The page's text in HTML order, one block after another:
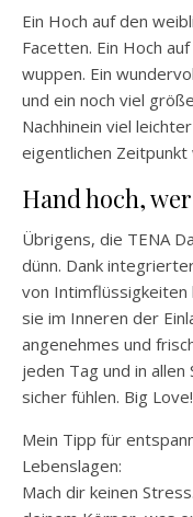
Ein Hoch auf den
Facetten. Ein Hoch
wuppen. Ein
und ein noch viel
Nachhinein viel
eigentlichen Zeitpunkt
Hand hoch,
Übrigens, die TENA
dünn. Dank
von Intimflüssigkeiten
sie im Inneren der
angenehmes und
jeden Tag und in
sicher fühlen. Big Love!
Mein Tipp für
Lebenslagen:
Mach dir keinen